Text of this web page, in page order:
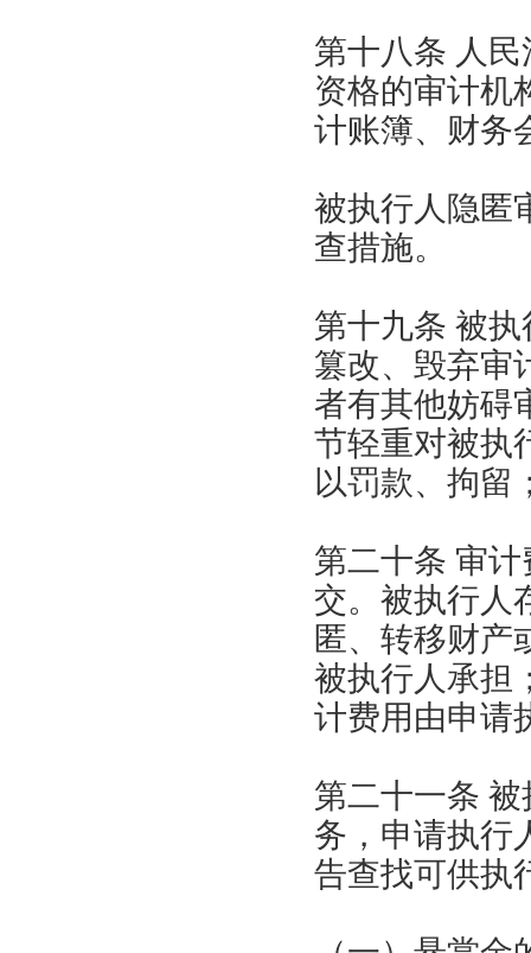
第十八条 人
资格的审计机
计账簿、财务
被执行人隐匿
查措施。
第十九条 被
篡改、毁弃审
者有其他妨碍
节轻重对被执
以罚款、拘留
第二十条 审
交。被执行人
匿、转移财产
被执行人承担
计费用由申请
第二十一条
务，申请执行
告查找可供执